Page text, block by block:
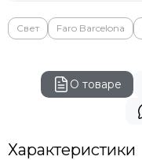
Свет Faro Barcelona
О товаре
Характеристики